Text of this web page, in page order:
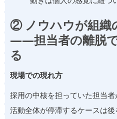
② ノウハウが組織
——担当者の離脱
る
現場での現れ方
採用の中核を担っていた担当
活動全体が停滞するケースは